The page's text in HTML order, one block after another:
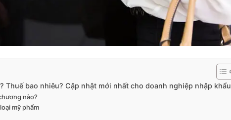
Thuế bao nhiêu? Cập nhật mới nhất cho doanh nghiệp nhập khẩu
nào?
mỹ phẩm